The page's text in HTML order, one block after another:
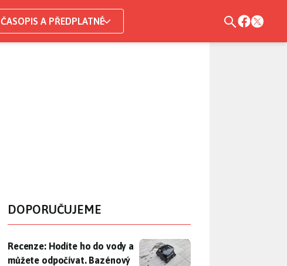
ČASOPIS A PŘEDPLATNÉ
DOPORUČUJEME
Recenze: Hodíte ho do vody a můžete odpočívat. Bazénový
Recenze: Hodíte ho do vody a
můžete odpočívat. Bazénový